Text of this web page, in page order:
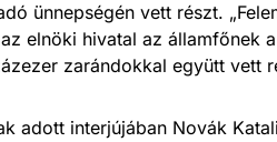
ünnepségén vett részt.
elnöki hivatal az államfőnek
zarándokkal együtt vett
adott interjújában Novák